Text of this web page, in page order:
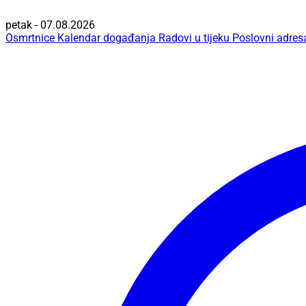
petak - 07.08.2026
Osmrtnice Kalendar događanja Radovi u tijeku Poslovni